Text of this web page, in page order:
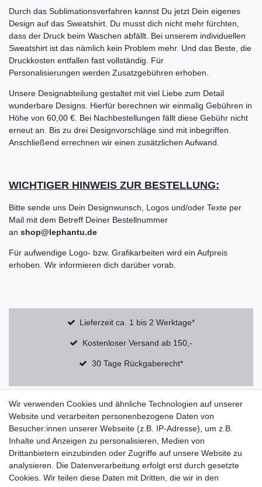
Durch das Sublimationsverfahren kannst Du jetzt Dein eigenes
Design auf das Sweatshirt. Du musst dich nicht mehr fürchten,
dass der Druck beim Waschen abfällt. Bei unserem individuellen
Sweatshirt ist das nämlich kein Problem mehr. Und das Beste, die
Druckkosten entfallen fast vollständig. Für
Personalisierungen werden Zusatzgebühren erhoben.
Unsere Designabteilung gestaltet mit viel Liebe zum Detail
wunderbare Designs. Hierfür berechnen wir einmalig Gebühren in
Höhe von 60,00 €. Bei Nachbestellungen fällt diese Gebühr nicht
erneut an. Bis zu drei Designvorschläge sind mit inbegriffen.
Anschließend errechnen wir einen zusätzlichen Aufwand.
WICHTIGER HINWEIS ZUR BESTELLUNG:
Bitte sende uns Dein Designwunsch, Logos und/oder Texte per
Mail mit dem Betreff Deiner Bestellnummer
an shop@lephantu.de
Für aufwendige Logo- bzw. Grafikarbeiten wird ein Aufpreis
erhoben. Wir informieren dich darüber vorab.
Lieferzeit ca. 1 bis 2 Werktage*
Kostenloser Versand ab 150,-
30 Tage Rückgaberecht*
About
Über
Qualität & Nachhaltigkeit
FAQ
Informationen
Wir verwenden Cookies und ähnliche Technologien auf unserer
Website und verarbeiten personenbezogene Daten von
Besucher:innen unserer Webseite (z.B. IP-Adresse), um z.B.
Inhalte und Anzeigen zu personalisieren, Medien von
Drittanbietern einzubinden oder Zugriffe auf unsere Website zu
analysieren. Die Datenverarbeitung erfolgt erst durch gesetzte
Cookies. Wir teilen diese Daten mit Dritten, die wir in den